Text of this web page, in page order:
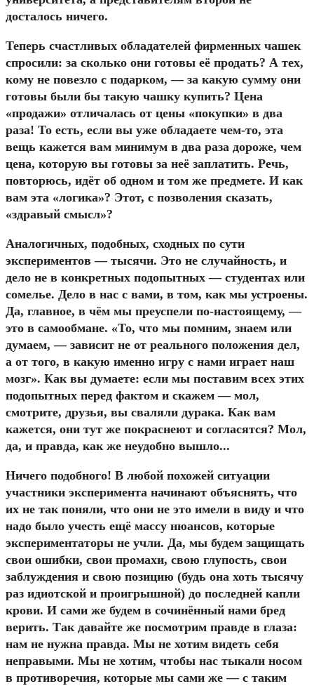
досталось ничего.
Теперь счастливых обладателей фирменных чашек
спросили: за сколько они готовы её продать? А тех,
кому не повезло с подарком, — за какую сумму они
готовы были бы такую чашку купить? Цена
«продажи» отличалась от цены «покупки» в два
раза! То есть, если вы уже обладаете чем-то, эта
вещь кажется вам минимум в два раза дороже, чем
цена, которую вы готовы за неё заплатить. Речь,
повторюсь, идёт об одном и том же предмете. И как
вам эта «логика»? Этот, с позволения сказать,
«здравый смысл»?
Аналогичных, подобных, сходных по сути
экспериментов — тысячи. Это не случайность, и
дело не в конкретных подопытных — студентах или
сомелье. Дело в нас с вами, в том, как мы устроены.
Да, главное, в чём мы преуспели по-настоящему, —
это в самообмане. «То, что мы помним, знаем или
думаем, — зависит не от реального положения дел,
а от того, в какую именно игру с нами играет наш
мозг». Как вы думаете: если мы поставим всех этих
подопытных перед фактом и скажем — мол,
смотрите, друзья, вы сваляли дурака. Как вам
кажется, они тут же покраснеют и согласятся? Мол,
да, и правда, как же неудобно вышло...
Ничего подобного! В любой похожей ситуации
участники эксперимента начинают объяснять, что
их не так поняли, что они не это имели в виду и что
надо было учесть ещё массу нюансов, которые
экспериментаторы не учли. Да, мы будем защищать
свои ошибки, свои промахи, свою глупость, свои
заблуждения и свою позицию (будь она хоть тысячу
раз идиотской и проигрышной) до последней капли
крови. И сами же будем в сочинённый нами бред
верить. Так давайте же посмотрим правде в глаза:
нам не нужна правда. Мы не хотим видеть себя
неправыми. Мы не хотим, чтобы нас тыкали носом
в противоречия, которые мы сами же — с таким